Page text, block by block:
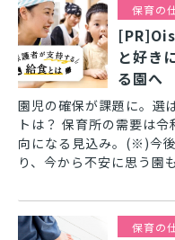
保育の
と好き
る園へ
園児の確保が課題に。選
トは？ 保育所の需要は
向になる見込み。(※)今
り、今から不安に思う園
保育の